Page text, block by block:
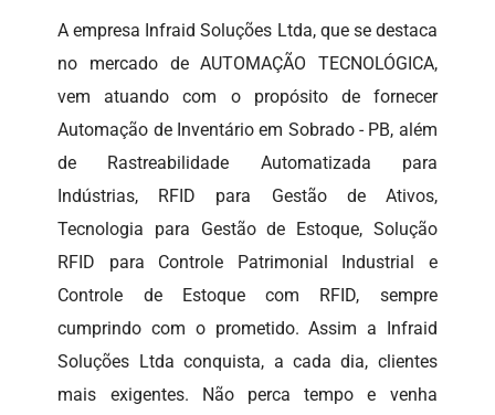
A empresa Infraid Soluções Ltda, que se destaca
no mercado de AUTOMAÇÃO TECNOLÓGICA,
vem atuando com o propósito de fornecer
Automação de Inventário em Sobrado - PB, além
de Rastreabilidade Automatizada para
Indústrias, RFID para Gestão de Ativos,
Tecnologia para Gestão de Estoque, Solução
RFID para Controle Patrimonial Industrial e
Controle de Estoque com RFID, sempre
cumprindo com o prometido. Assim a Infraid
Soluções Ltda conquista, a cada dia, clientes
mais exigentes. Não perca tempo e venha